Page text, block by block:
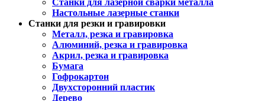
Настольные лазерные станки
Станки для резки и гравировки
Металл, резка и гравировка
Алюминий, резка и гравировка
Акрил, резка и гравировка
Бумага
Гофрокартон
Двухсторонний пластик
Дерево